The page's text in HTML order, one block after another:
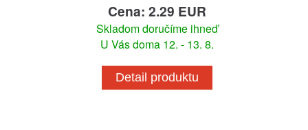
Cena: 2.29 EUR
Skladom doručíme ihneď
U Vás doma 12. - 13. 8.
Detail produktu